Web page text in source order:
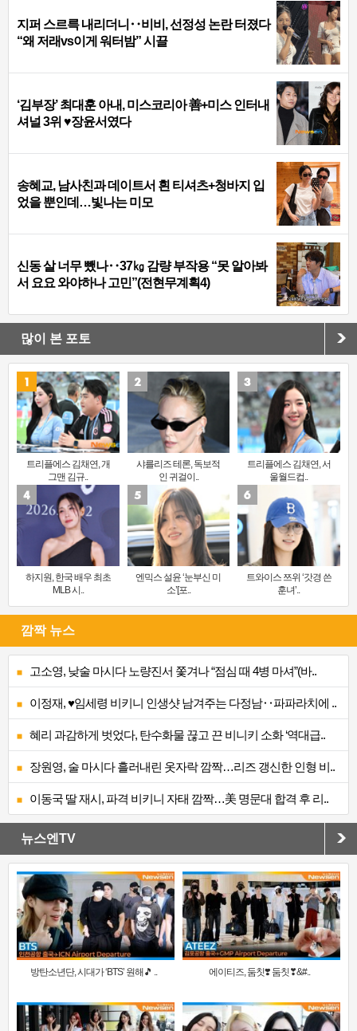
지퍼 스르륵 내리더니‥비비, 선정성 논란 터졌다
“왜 저래vs이게 워터밤” 시끌
‘김부장’ 최대훈 아내, 미스코리아 善+미스 인터내
셔널 3위 ♥장윤서였다
송혜교, 남사친과 데이트서 흰 티셔츠+청바지 입
었을 뿐인데…빛나는 미모
신동 살 너무 뺐나‥37㎏ 감량 부작용 “못 알아봐
서 요요 와야하나 고민”(전현무계획4)
많이 본 포토
트리플에스 김채연, 개
그맨 김규..
샤를리즈 테론, 독보적
인 귀걸이..
트리플에스 김채연, 서
울월드컵..
하지원, 한국 배우 최초
MLB 시..
엔믹스 설윤 ‘눈부신 미
소’[포..
트와이스 쯔위 ‘갓경 쓴
훈녀’..
깜짝 뉴스
고소영, 낮술 마시다 노량진서 쫓겨나 “점심 때 4병 마셔”(바..
이정재, ♥임세령 비키니 인생샷 남겨주는 다정남‥파파라치에 ..
혜리 과감하게 벗었다, 탄수화물 끊고 끈 비니키 소화 ‘역대급..
장원영, 술 마시다 흘러내린 옷자락 깜짝…리즈 갱신한 인형 비..
이동국 딸 재시, 파격 비키니 자태 깜짝…美 명문대 합격 후 리..
뉴스엔TV
방탄소년단, 시대가 ‘BTS’ 원해🎵 .. 에이티즈, 둠칫❣️ 둠칫❣&#..